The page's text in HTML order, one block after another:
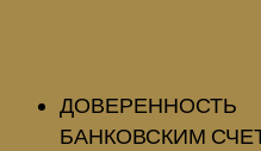
БАНКОВСКИМ